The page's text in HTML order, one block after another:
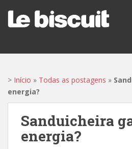
t
> Início » Todas as postagens »
energia?
Sanduicheira
energia?